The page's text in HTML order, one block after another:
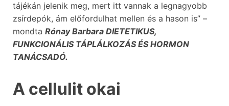
tájékán jelenik meg, mert itt vannak a legnagyobb
zsírdepók, ám előfordulhat mellen és a hason is” –
mondta Rónay Barbara DIETETIKUS,
FUNKCIONÁLIS TÁPLÁLKOZÁS ÉS HORMON
TANÁCSADÓ.
A cellulit okai